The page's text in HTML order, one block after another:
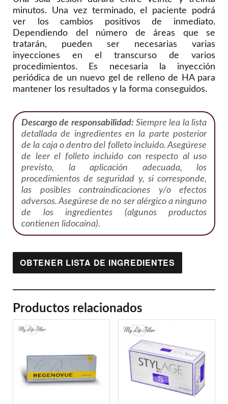
minutos. Una vez terminado, el paciente podrá
ver los cambios positivos de inmediato.
Dependiendo del número de áreas que se
tratarán, pueden ser necesarias varias
inyecciones en el transcurso de varios
procedimientos. Es necesaria la inyección
periódica de un nuevo gel de relleno de HA para
mantener los resultados y la forma conseguidos.
Descargo de responsabilidad: Siempre lea la lista
detallada de ingredientes en la parte posterior
de la caja o dentro del folleto incluido. Asegúrese
de leer el folleto incluido con respecto al uso
previsto, la aplicación adecuada, los
procedimientos de seguridad y, si corresponde,
las posibles contraindicaciones y/o efectos
adversos. Asegúrese de no ser alérgico a ninguno
de los ingredientes (algunos productos
contienen lidocaína).
OBTENER LISTA DE INGREDIENTES
Productos relacionados